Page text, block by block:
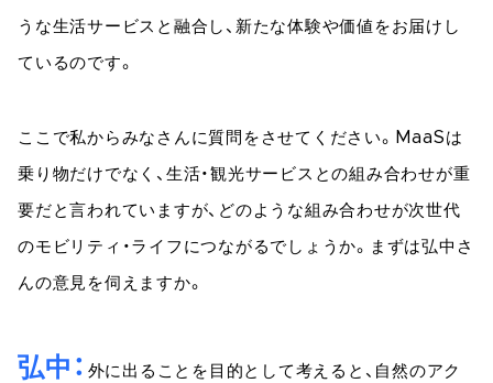
うな生活サービスと融合し、新たな体験や価値をお届けし
ているのです。
ここで私からみなさんに質問をさせてください。MaaSは
乗り物だけでなく、生活・観光サービスとの組み合わせが重
要だと言われていますが、どのような組み合わせが次世代
のモビリティ・ライフにつながるでしょうか。まずは弘中さ
んの意見を伺えますか。
弘中 外に出ることを目的として考えると、自然のアク